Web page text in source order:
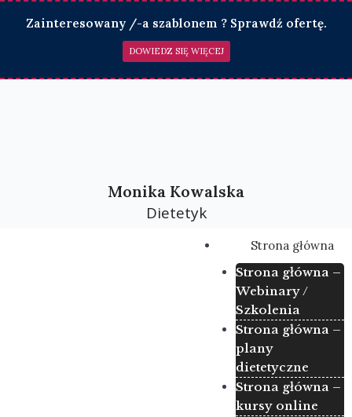
Zainteresowany /-a szablonem ? Sprawdź ofertę.
DOWIEDZ SIĘ WIĘCEJ
Monika Kowalska
Dietetyk
Strona główna
Strona główna –
Webinary /
Szkolenia
Strona główna –
plany
dietetyczne
Strona główna –
kursy online
Menu